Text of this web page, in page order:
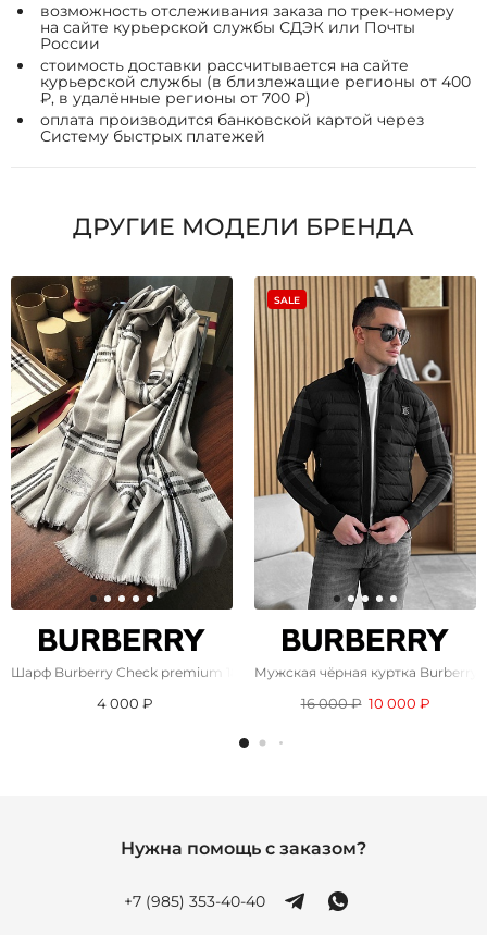
возможность отслеживания заказа по трек-номеру
на сайте курьерской службы СДЭК или Почты
России
стоимость доставки рассчитывается на сайте
курьерской службы (в близлежащие регионы от 400
₽, в удалённые регионы от 700 ₽)
оплата производится банковской картой через
Систему быстрых платежей
ДРУГИЕ МОДЕЛИ БРЕНДА
Шарф Burberry Check premium 182x71 см - Grey
4 000 ₽
SALE
Мужская чёрная куртка Burberry
16 000 ₽ 10 000 ₽
Нужна помощь с заказом?
+7 (985) 353-40-40